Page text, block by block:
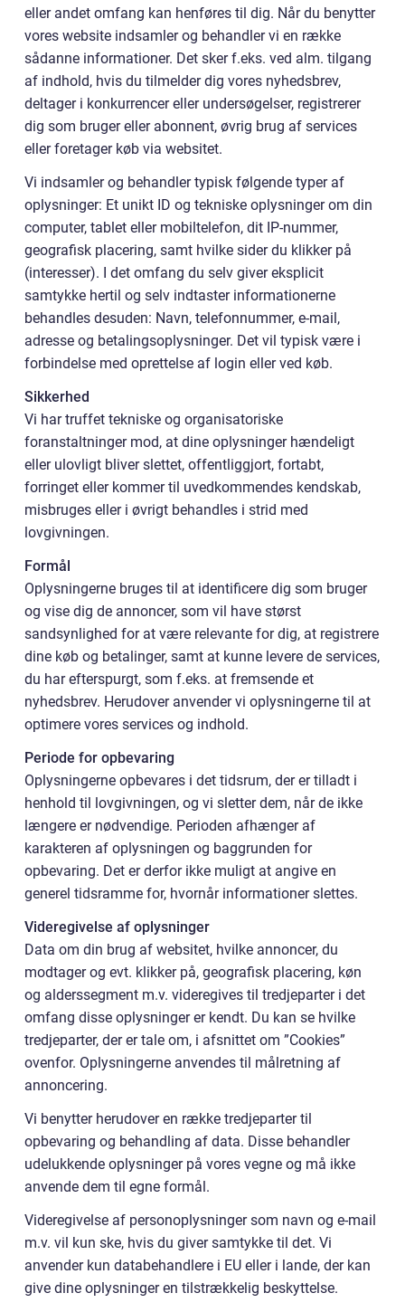
eller andet omfang kan henføres til dig. Når du benytter
vores website indsamler og behandler vi en række
sådanne informationer. Det sker f.eks. ved alm. tilgang
af indhold, hvis du tilmelder dig vores nyhedsbrev,
deltager i konkurrencer eller undersøgelser, registrerer
dig som bruger eller abonnent, øvrig brug af services
eller foretager køb via websitet.
Vi indsamler og behandler typisk følgende typer af
oplysninger: Et unikt ID og tekniske oplysninger om din
computer, tablet eller mobiltelefon, dit IP-nummer,
geografisk placering, samt hvilke sider du klikker på
(interesser). I det omfang du selv giver eksplicit
samtykke hertil og selv indtaster informationerne
behandles desuden: Navn, telefonnummer, e-mail,
adresse og betalingsoplysninger. Det vil typisk være i
forbindelse med oprettelse af login eller ved køb.
Sikkerhed
Vi har truffet tekniske og organisatoriske
foranstaltninger mod, at dine oplysninger hændeligt
eller ulovligt bliver slettet, offentliggjort, fortabt,
forringet eller kommer til uvedkommendes kendskab,
misbruges eller i øvrigt behandles i strid med
lovgivningen.
Formål
Oplysningerne bruges til at identificere dig som bruger
og vise dig de annoncer, som vil have størst
sandsynlighed for at være relevante for dig, at registrere
dine køb og betalinger, samt at kunne levere de services,
du har efterspurgt, som f.eks. at fremsende et
nyhedsbrev. Herudover anvender vi oplysningerne til at
optimere vores services og indhold.
Periode for opbevaring
Oplysningerne opbevares i det tidsrum, der er tilladt i
henhold til lovgivningen, og vi sletter dem, når de ikke
længere er nødvendige. Perioden afhænger af
karakteren af oplysningen og baggrunden for
opbevaring. Det er derfor ikke muligt at angive en
generel tidsramme for, hvornår informationer slettes.
Videregivelse af oplysninger
Data om din brug af websitet, hvilke annoncer, du
modtager og evt. klikker på, geografisk placering, køn
og alderssegment m.v. videregives til tredjeparter i det
omfang disse oplysninger er kendt. Du kan se hvilke
tredjeparter, der er tale om, i afsnittet om ”Cookies”
ovenfor. Oplysningerne anvendes til målretning af
annoncering.
Vi benytter herudover en række tredjeparter til
opbevaring og behandling af data. Disse behandler
udelukkende oplysninger på vores vegne og må ikke
anvende dem til egne formål.
Videregivelse af personoplysninger som navn og e-mail
m.v. vil kun ske, hvis du giver samtykke til det. Vi
anvender kun databehandlere i EU eller i lande, der kan
give dine oplysninger en tilstrækkelig beskyttelse.